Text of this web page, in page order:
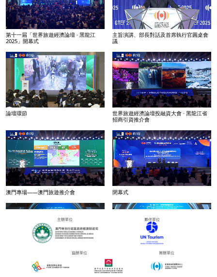
第十一屆「世界旅遊經濟論壇 · 黑龍江
2025」開幕式
主旨演講、部長對話及首席執行官圓桌會
議
論壇環節
世界旅遊經濟論壇投融資大會 · 黑龍江省
招商引資推介會
澳門專場——澳門旅遊推介會 閉幕式
第二屆GTEF．世界旅遊投融資大會開幕典
圓桌論壇1：重新定義旅遊投資 – 從私募
股權到風險投資加速
主辦單位 夥伴單位
協辦單位 籌辦單位